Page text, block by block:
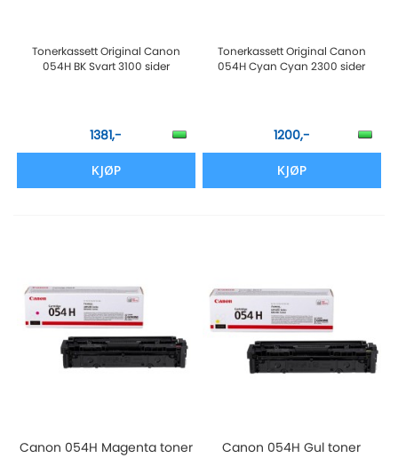
Tonerkassett Original Canon
054H BK Svart 3100 sider
1381,-
KJØP
Tonerkassett Original Canon
054H Cyan Cyan 2300 sider
1200,-
KJØP
Canon 054H Magenta toner Canon 054H Gul toner